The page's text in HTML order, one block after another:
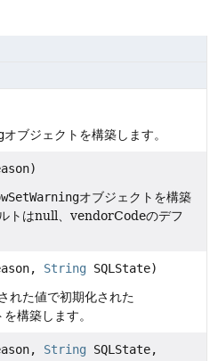
オブジェクトを構築します。
オブジェクトを構築
トはnull、vendorCodeのデフ
String SQLState)
れた値で初期化された
構築します。
String SQLState,